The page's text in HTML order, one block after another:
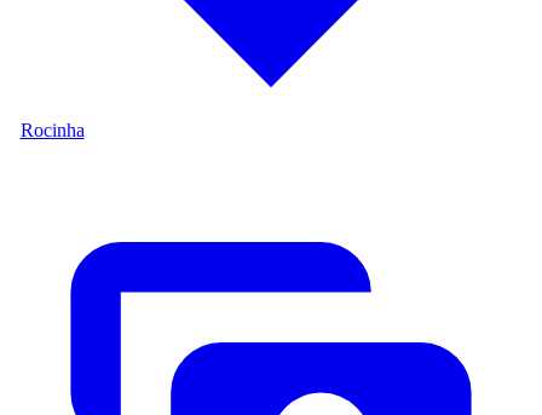
Rocinha